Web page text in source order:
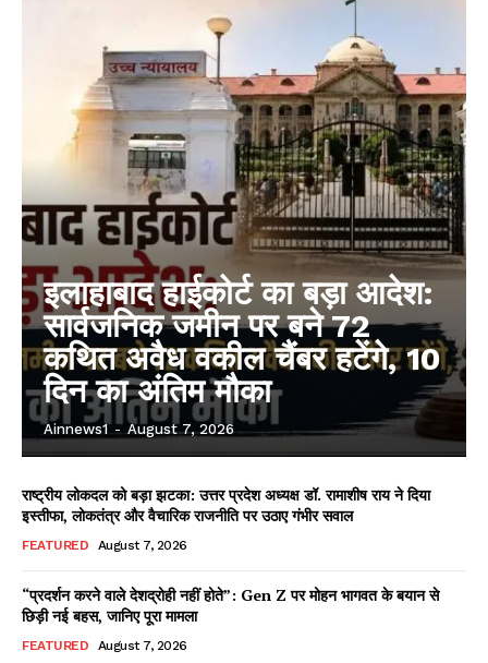
इलाहाबाद हाईकोर्ट का बड़ा आदेश:
सार्वजनिक जमीन पर बने 72
कथित अवैध वकील चैंबर हटेंगे, 10
दिन का अंतिम मौका
Ainnews1 - August 7, 2026
राष्ट्रीय लोकदल को बड़ा झटका: उत्तर प्रदेश अध्यक्ष डॉ. रामाशीष राय ने दिया
इस्तीफा, लोकतंत्र और वैचारिक राजनीति पर उठाए गंभीर सवाल
FEATURED August 7, 2026
“प्रदर्शन करने वाले देशद्रोही नहीं होते”: Gen Z पर मोहन भागवत के बयान से
छिड़ी नई बहस, जानिए पूरा मामला
FEATURED August 7, 2026